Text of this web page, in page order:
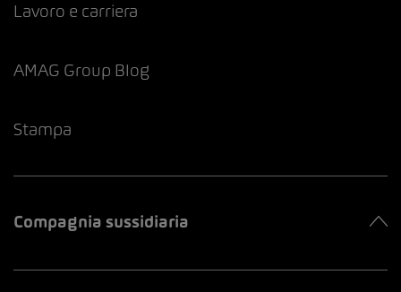
Lavoro e carriera
AMAG Group Blog
Stampa
Compagnia sussidiaria